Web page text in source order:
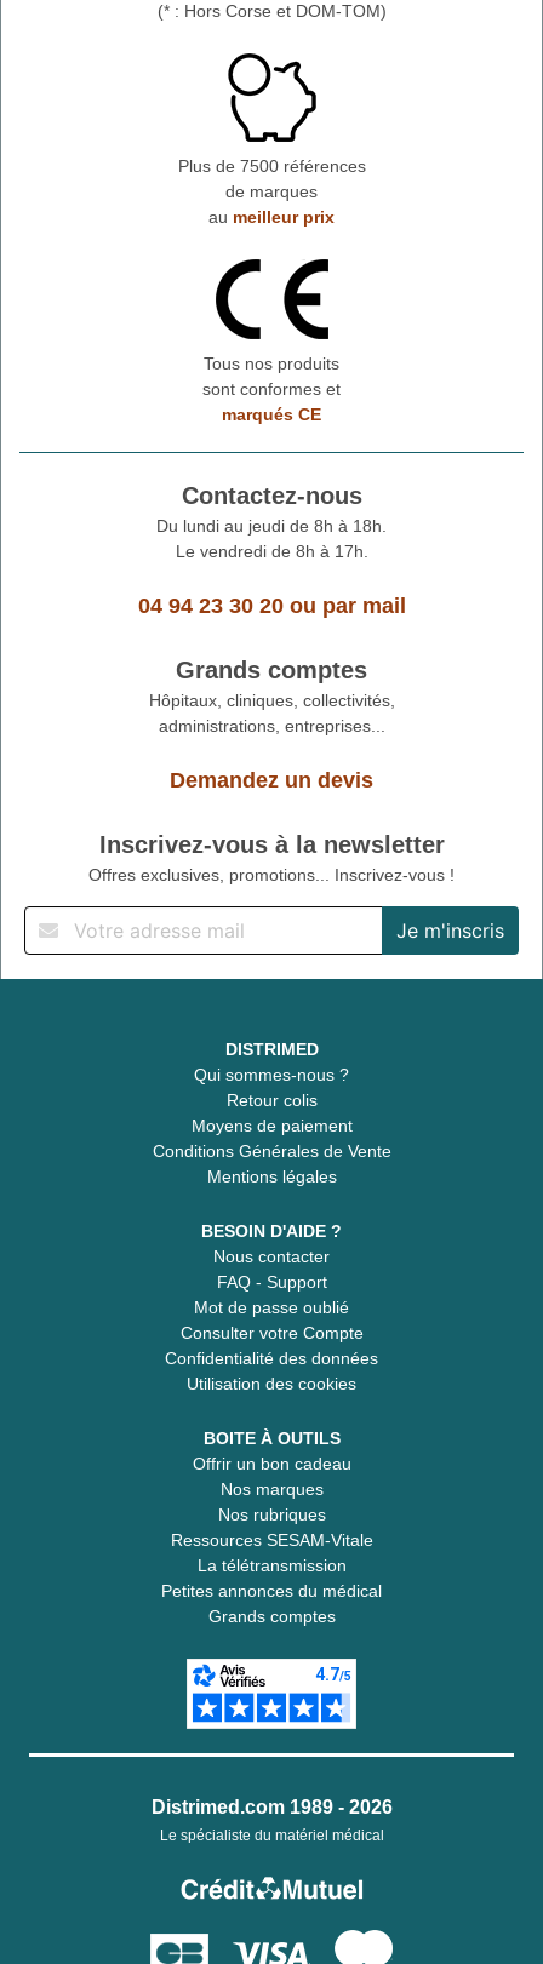
(* : Hors Corse et DOM-TOM)
Plus de 7500 références
de marques
au meilleur prix
Tous nos produits
sont conformes et
marqués CE
Contactez-nous
Du lundi au jeudi de 8h à 18h.
Le vendredi de 8h à 17h.
04 94 23 30 20ou par mail
Grands comptes
Hôpitaux, cliniques, collectivités,
administrations, entreprises...
Demandez un devis
Inscrivez-vous à la newsletter
Offres exclusives, promotions... Inscrivez-vous !
DISTRIMED
Qui sommes-nous ?
Retour colis
Moyens de paiement
Conditions Générales de Vente
Mentions légales
BESOIN D'AIDE ?
Nous contacter
FAQ - Support
Mot de passe oublié
Consulter votre Compte
Confidentialité des données
Utilisation des cookies
BOITE À OUTILS
Offrir un bon cadeau
Nos marques
Nos rubriques
Ressources SESAM-Vitale
La télétransmission
Petites annonces du médical
Grands comptes
Distrimed.com 1989 - 2026
Le spécialiste du matériel médical